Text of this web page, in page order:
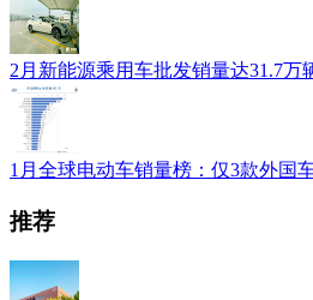
2月新能源乘用车批发销量达31.7万
1月全球电动车销量榜：仅3款外国
推荐